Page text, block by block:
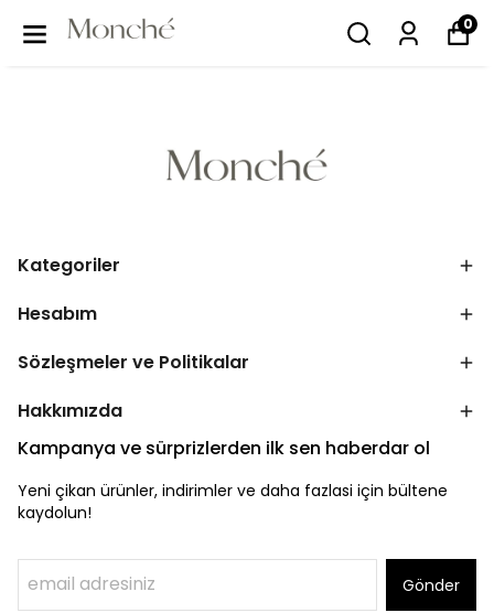
0
Kategoriler
Hesabım
Sözleşmeler ve Politikalar
Hakkımızda
Kampanya ve sürprizlerden ilk sen haberdar ol
Yeni çikan ürünler, indirimler ve daha fazlasi için bültene
kaydolun!
Gönder